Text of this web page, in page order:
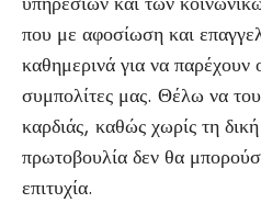
που με αφοσίωση και
καθημερινά για να παρέχουν
συμπολίτες μας. Θέλω να
καρδιάς, καθώς χωρίς τη
πρωτοβουλία δεν θα
επιτυχία.